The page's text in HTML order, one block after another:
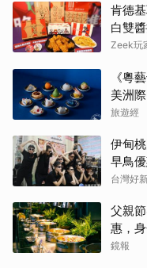
肯德
白雙
卡、周
Zeek玩
《粵
美洲
旅遊經
伊甸
早鳥
台灣好
父親
惠，
鏡報